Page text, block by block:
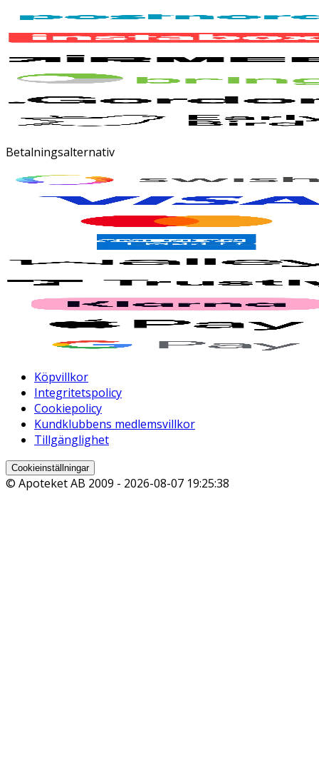
Betalningsalternativ
Köpvillkor
Integritetspolicy
Cookiepolicy
Kundklubbens medlemsvillkor
Tillgänglighet
Cookieinställningar
© Apoteket AB 2009 - 2026-08-07 19:25:38